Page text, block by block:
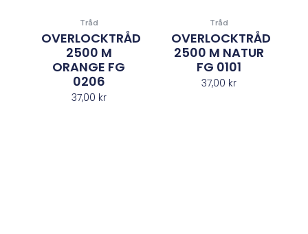
Tråd
OVERLOCKTRÅD
2500 M
ORANGE FG
0206
37,00 kr
Tråd
OVERLOCKTRÅD
2500 M NATUR
FG 0101
37,00 kr